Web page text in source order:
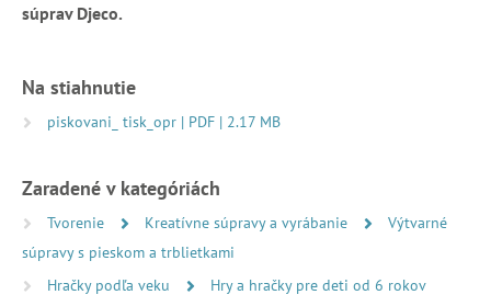
súprav Djeco.
Na stiahnutie
piskovani_ tisk_opr | PDF | 2.17 MB
Zaradené v kategóriách
Tvorenie Kreatívne súpravy a vyrábanie
Výtvarné
súpravy s pieskom a trblietkami
Hračky podľa veku
Hry a hračky pre deti od 6 rokov